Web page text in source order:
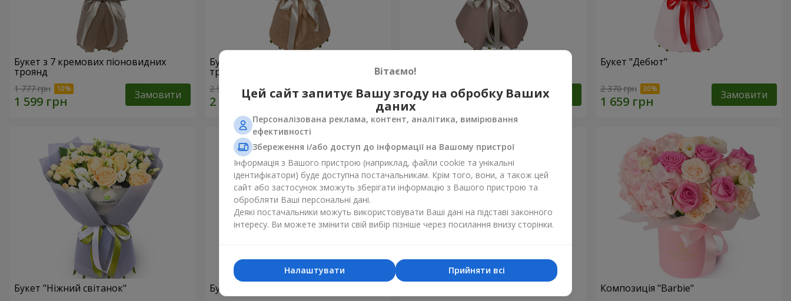
Букет з 7 кремових піоновидних
троянд
1 777 грн Замовити
Букет з 15 кремових піоновидних
троянд
2 949 грн Замовити
троянди
4 665 грн Замовити
Букет "Дебют"
2 370 грн Замовити
Букет "Ніжний світанок" Букет "Блакитна казка" Композиція "Barbie"
Вітаємо!
Цей сайт запитує Вашу згоду на обробку Ваших
даних
Персоналізована реклама, контент, аналітика, вимірювання
ефективності
Збереження і/або доступ до інформації на Вашому пристрої
Інформація з Вашого пристрою (наприклад, файли cookie та унікальні
ідентифікатори) буде доступна постачальникам. Крім того, вони, а також цей
сайт або застосунок зможуть зберігати інформацію з Вашого пристрою та
обробляти Ваші персональні дані.
Деякі постачальники можуть використовувати Ваші дані на підставі законного
інтересу. Ви можете змінити свій вибір пізніше через посилання внизу сторінки.
Прийняти всі
Налаштувати